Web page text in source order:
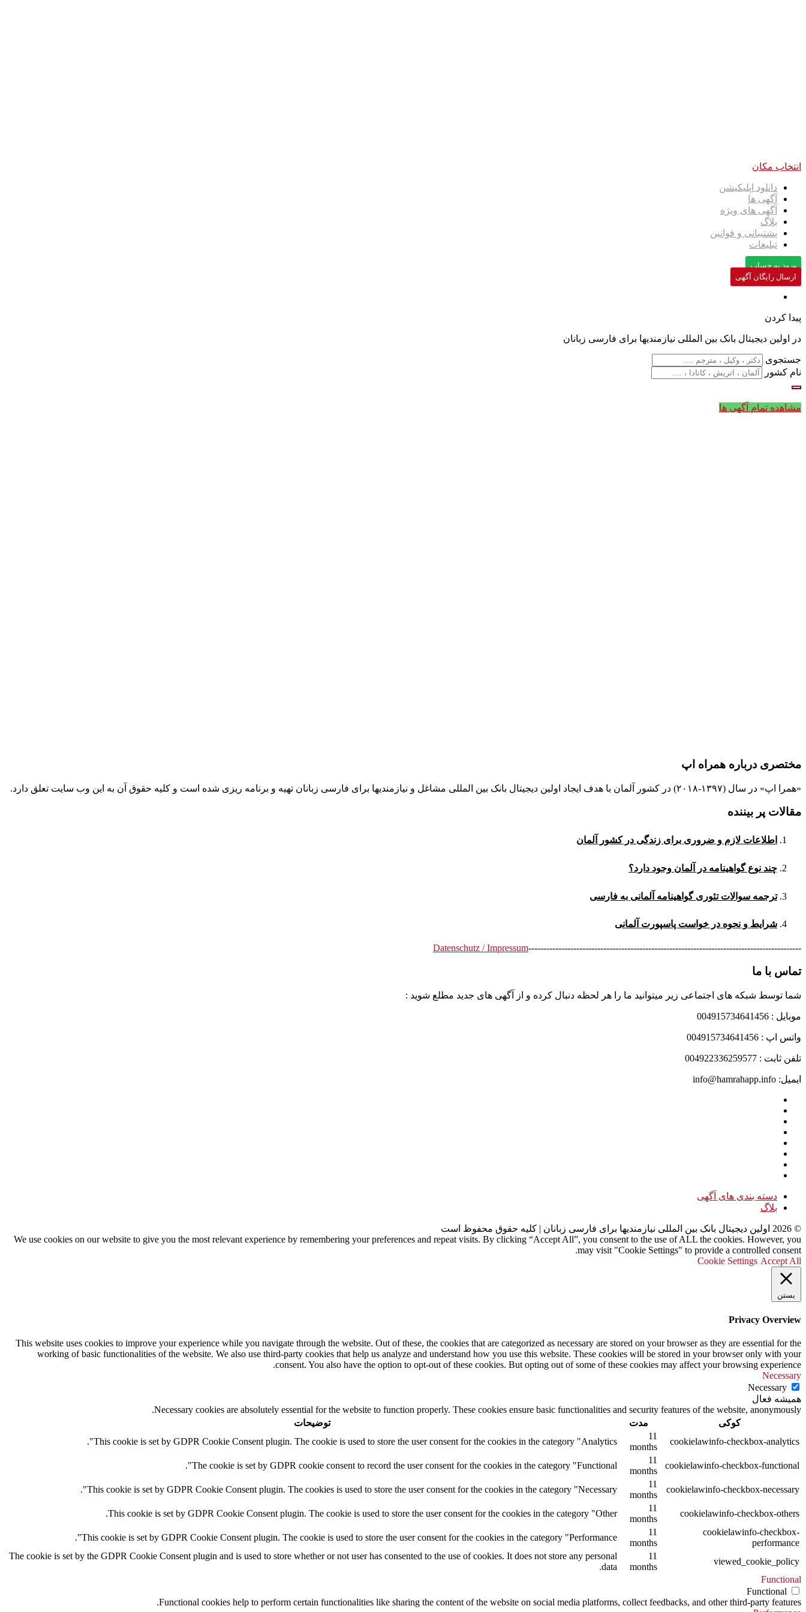
انتخاب مکان
دانلود اپلیکیشن
آگهی ها
آگهی های ویژه
بلاگ
پشتیبانی و قوانین
تبلیغات
ورود به حساب
ارسال رایگان آگهی
پیدا کردن
در اولین دیجیتال بانک بین المللی نیازمندیها برای فارسی زبانان
جستجوی
نام کشور
مشاهده تمام آگهی ها
مختصری درباره همراه اپ
«همرا اپ» در سال (۱۳۹۷-۲۰۱۸) در کشور آلمان با هدف ایجاد اولین دیجیتال بانک بین المللی مشاغل و نیازمندیها برای فارسی زبانان تهیه و برنامه ریزی شده است و کلیه حقوق آن به این وب سایت تعلق دارد.
مقالات پر بیننده
اطلاعات لازم و ضروری برای زندگی در کشور آلمان
چند نوع گواهینامه در آلمان وجود دارد؟
ترجمه سوالات تئوری گواهینامه آلمانی به فارسی
شرایط و نحوه در خواست پاسپورت آلمانی
-------------------------------------------------------------------------------------------
Datenschutz / Impressum
تماس با ما
شما توسط شبکه های اجتماعی زیر میتوانید ما را هر لحظه دنبال کرده و از آگهی های جدید مطلع شوید :
موبایل : 004915734641456
واتس اپ : 004915734641456
تلفن ثابت : 004922336259577
ایمیل: info@hamrahapp.info
دسته بندی های آگهی
بلاگ
©
2026 اولین دیجیتال بانک بین المللی نیازمندیها برای فارسی زبانان | کلیه حقوق محفوظ است
We use cookies on our website to give you the most relevant experience by remembering your preferences and repeat visits. By clicking “Accept All”, you consent to the use of ALL the cookies. However, you
may visit "Cookie Settings" to provide a controlled consent.
Cookie Settings Accept All
بستن
Privacy Overview
This website uses cookies to improve your experience while you navigate through the website. Out of these, the cookies that are categorized as necessary are stored on your browser as they are essential for the
working of basic functionalities of the website. We also use third-party cookies that help us analyze and understand how you use this website. These cookies will be stored in your browser only with your
consent. You also have the option to opt-out of these cookies. But opting out of some of these cookies may affect your browsing experience.
Necessary
Necessary
همیشه فعال
Necessary cookies are absolutely essential for the website to function properly. These cookies ensure basic functionalities and security features of the website, anonymously.
کوکی
مدت
توضیحات
cookielawinfo-checkbox-analytics
11
months
This cookie is set by GDPR Cookie Consent plugin. The cookie is used to store the user consent for the cookies in the category "Analytics".
cookielawinfo-checkbox-functional
11
months
The cookie is set by GDPR cookie consent to record the user consent for the cookies in the category "Functional".
cookielawinfo-checkbox-necessary
11
months
This cookie is set by GDPR Cookie Consent plugin. The cookies is used to store the user consent for the cookies in the category "Necessary".
cookielawinfo-checkbox-others
11
months
This cookie is set by GDPR Cookie Consent plugin. The cookie is used to store the user consent for the cookies in the category "Other.
cookielawinfo-checkbox-
performance
11
months
This cookie is set by GDPR Cookie Consent plugin. The cookie is used to store the user consent for the cookies in the category "Performance".
viewed_cookie_policy
11
months
The cookie is set by the GDPR Cookie Consent plugin and is used to store whether or not user has consented to the use of cookies. It does not store any personal
data.
Functional
Functional
Functional cookies help to perform certain functionalities like sharing the content of the website on social media platforms, collect feedbacks, and other third-party features.